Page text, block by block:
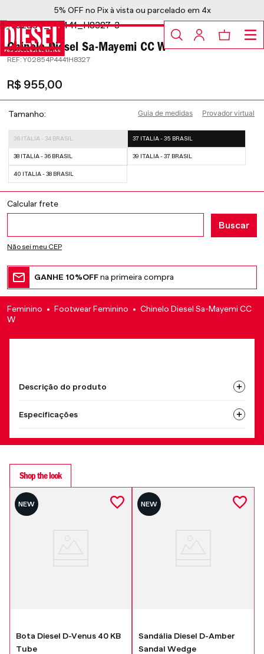
5% OFF no Pix à vista ou parcelado em 4x
Chinelo Diesel Sa-Mayemi CC W
: Y02854P4441H8327
R$ 955,00
Provador virtual
Guia de medidas
Tamanho
36 ITALIA - 34 BRASIL 37 ITALIA - 35 BRASIL
38 ITALIA - 36 BRASIL 39 ITALIA - 37 BRASIL
40 ITALIA - 38 BRASIL
Não sei meu CEP
GANHE 10%OFFna primeira compra
Feminino Footwear Feminino
Chinelo Diesel Sa-Mayemi CC
W
Descrição do produto
Especificações
Shop the look
NEW
Bota Diesel D-Venus 40 KB
Tube
NEW
Sandália Diesel D-Amber
Sandal Wedge